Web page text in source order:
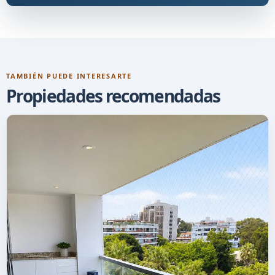
TAMBIÉN PUEDE INTERESARTE
Propiedades recomendadas